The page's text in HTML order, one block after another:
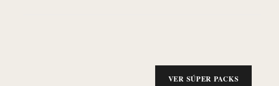
VER SÚPER PACKS